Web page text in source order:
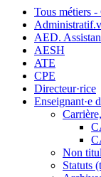
Tous métiers
AED.
AESH
ATE
CPE
Directeur·rice
Enseignant·e
Non
Statuts